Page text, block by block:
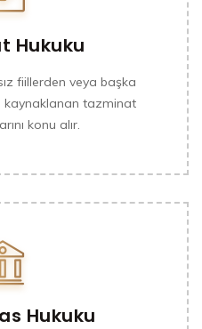
Hukuku
fiillerden veya başka
kaynaklanan tazminat
konu alır.
Hukuku